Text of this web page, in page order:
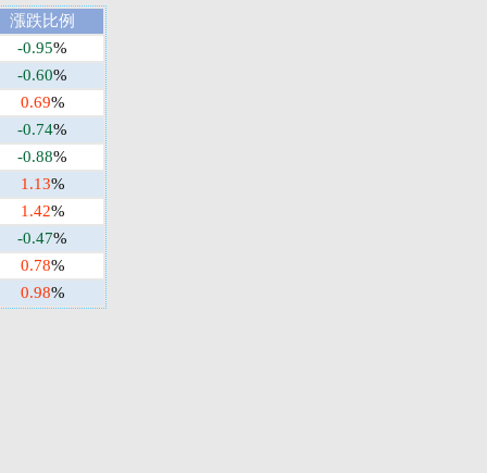
漲跌比例
-0.95%
-0.60%
0.69%
-0.74%
-0.88%
1.13%
1.42%
-0.47%
0.78%
0.98%